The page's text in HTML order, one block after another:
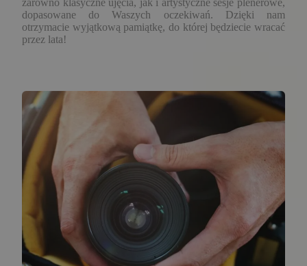
zarówno klasyczne ujęcia, jak i artystyczne sesje plenerowe,
dopasowane do Waszych oczekiwań. Dzięki nam
otrzymacie wyjątkową pamiątkę, do której będziecie wracać
przez lata!